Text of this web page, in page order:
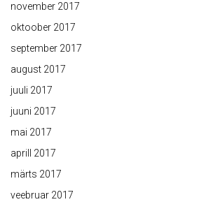
november 2017
oktoober 2017
september 2017
august 2017
juuli 2017
juuni 2017
mai 2017
aprill 2017
märts 2017
veebruar 2017